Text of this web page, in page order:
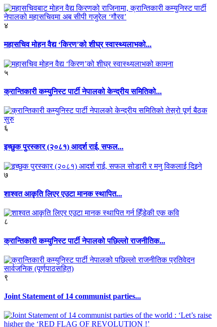
४
महासचिव मोहन वैद्य ‘किरण’को शीघ्र स्वास्थ्यलाभको...
५
क्रान्तिकारी कम्युनिस्ट पार्टी नेपालको केन्द्रीय समितिको...
६
इच्छुक पुरस्कार (२०८१) आदर्श राई, सफल...
७
शाश्वत आकृति लिएर एउटा मानक स्थापित...
८
क्रान्तिकारी कम्युनिस्ट पार्टी नेपालको पछिल्लो राजनीतिक...
९
Joint Statement of 14 communist parties...